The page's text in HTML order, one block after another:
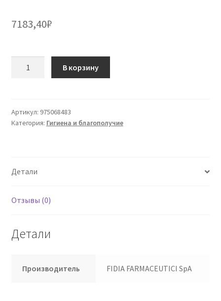
7183,40₽
Intra
-
В корзину
Артикул: 975068483
Категория: Гигиена и благополучие
Детали
Отзывы (0)
Детали
Производитель FIDIA FARMACEUTICI SpA